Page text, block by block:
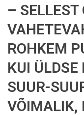
–
ROHKEM
KUI
SUUR-
VÕIMALIK,